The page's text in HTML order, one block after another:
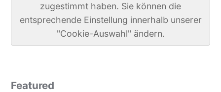
zugestimmt haben. Sie können die
entsprechende Einstellung innerhalb unserer
"Cookie-Auswahl" ändern.
Featured